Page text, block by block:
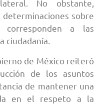
No obstante,
sobre
a las
ciudadanía.
de México reiteró
de los asuntos
de mantener una
en el respeto a la